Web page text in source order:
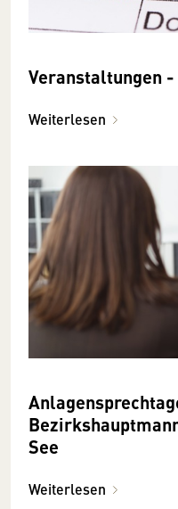
Veranstaltungen
Weiterlesen
See
Weiterlesen